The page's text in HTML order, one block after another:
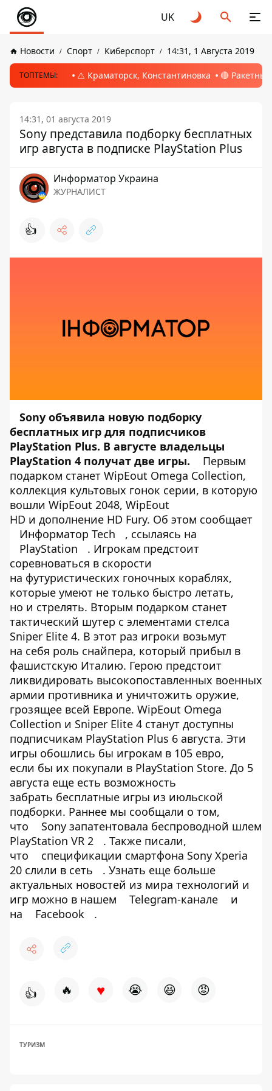
UK
Новости Спорт Киберспорт 14:31, 1 Августа 2019
ТОПТЕМЫ: ⚠️ Краматорск, Константиновка 🔴
14:31, 01 августа 2019
Sony представила подборку бесплатных
игр августа в подписке PlayStation Plus
Информатор Украина
ЖУРНАЛИСТ
👍
Sony объявила новую подборку
бесплатных игр для подписчиков
PlayStation Plus. В августе владельцы
PlayStation 4 получат две игры.
Первым
подарком станет WipEout Omega Collection,
коллекция культовых гонок серии, в которую
вошли WipEout 2048, WipEout
HD и дополнение HD Fury. Об этом сообщает
Информатор Tech
, ссылаясь на
PlayStation
. Игрокам предстоит
соревноваться в скорости
на футуристических гоночных кораблях,
которые умеют не только быстро летать,
но и стрелять. Вторым подарком станет
тактический шутер с элементами стелса
Sniper Elite 4. В этот раз игроки возьмут
на себя роль снайпера, который прибыл в
фашистскую Италию. Герою предстоит
ликвидировать высокопоставленных военных
армии противника и уничтожить оружие,
грозящее всей Европе. WipEout Omega
Collection и Sniper Elite 4 станут доступны
подписчикам PlayStation Plus 6 августа. Эти
игры обошлись бы игрокам в 105 евро,
если бы их покупали в PlayStation Store. До 5
августа еще есть возможность
забрать бесплатные игры из июльской
подборки. Раннее мы сообщали о том,
что
Sony запатентовала беспроводной шлем
PlayStation VR 2
. Также писали,
что
спецификации смартфона Sony Xperia
20 слили в сеть
. Узнать еще больше
актуальных новостей из мира технологий и
игр можно в нашем
Telegram-канале
и
на
Facebook .
👍 🔥 ♥ 😭 😆 😡
ТУРИЗМ